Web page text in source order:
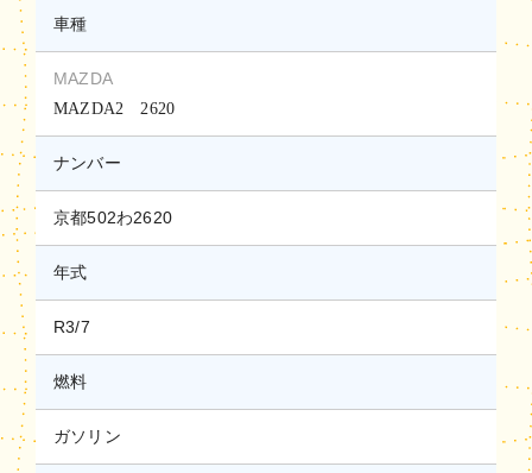
車種
MAZDA
MAZDA2 2620
ナンバー
京都502わ2620
年式
R3/7
燃料
ガソリン